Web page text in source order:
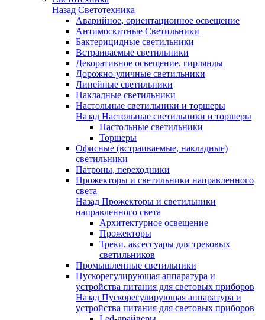
Назад Светотехника
Аварийное, ориентационное освещение
Антимоскитные Светильники
Бактерицидные светильники
Встраиваемые светильники
Декоративное освещение, гирлянды
Дорожно-уличные светильники
Линейные светильники
Накладные светильники
Настольные светильники и торшеры
Назад Настольные светильники и торшеры
Настольные светильники
Торшеры
Офисные (встраиваемые, накладные)
светильники
Патроны, переходники
Прожекторы и светильники направленного
света
Назад Прожекторы и светильники
направленного света
Архитектурное освещение
Прожекторы
Треки, аксессуары для трековых
светильников
Промышленные светильники
Пускорегулирующая аппаратура и
устройства питания для световых приборов
Назад Пускорегулирующая аппаратура и
устройства питания для световых приборов